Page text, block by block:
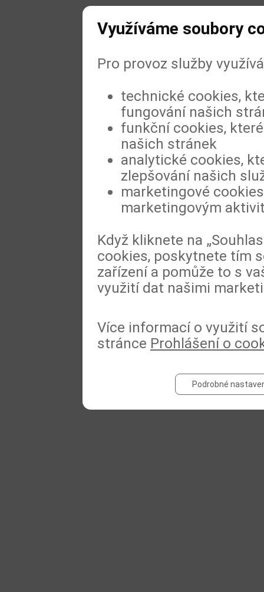
Využíváme soubory
Pro provoz služby
technické cookies,
fungování našich
funkční cookies,
našich stránek
analytické cookies,
zlepšování našich
marketingové
marketingovým
Když kliknete na
cookies, poskytnete tím
zařízení a pomůže to s
využití dat našimi
Více informací o využití
stránce Prohlášení o
Podrobné